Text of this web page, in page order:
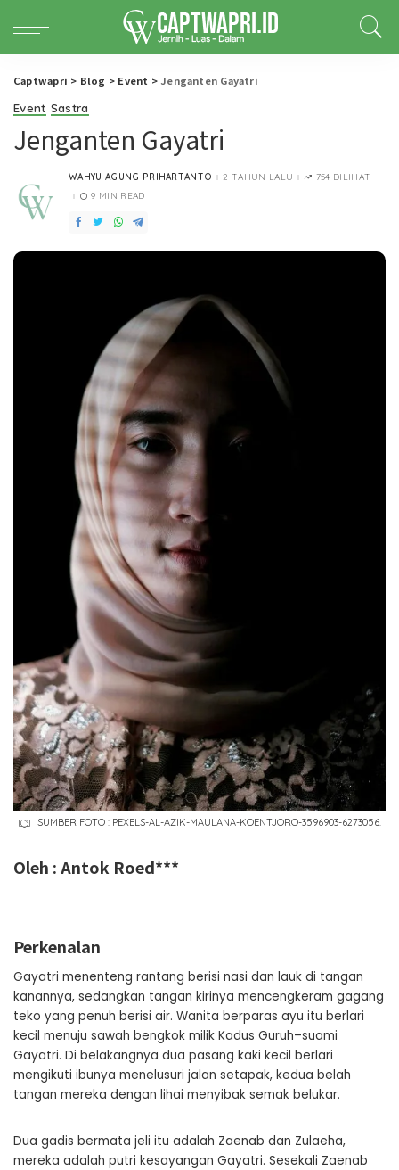
Captwapri > Blog > Event > Jenganten Gayatri
Event Sastra
Jenganten Gayatri
POSTED
WAHYU AGUNG PRIHARTANTO 2 TAHUN LALU
754 DILIHAT
9 MIN READ
SUMBER FOTO : PEXELS-AL-AZIK-MAULANA-KOENTJORO-3596903-6273056.
Oleh : Antok Roed***
Perkenalan
Gayatri menenteng rantang berisi nasi dan lauk di tangan
kanannya, sedangkan tangan kirinya mencengkeram gagang
teko yang penuh berisi air. Wanita berparas ayu itu berlari
kecil menuju sawah bengkok milik Kadus Guruh–suami
Gayatri. Di belakangnya dua pasang kaki kecil berlari
mengikuti ibunya menelusuri jalan setapak, kedua belah
tangan mereka dengan lihai menyibak semak belukar.
Dua gadis bermata jeli itu adalah Zaenab dan Zulaeha,
mereka adalah putri kesayangan Gayatri. Sesekali Zaenab